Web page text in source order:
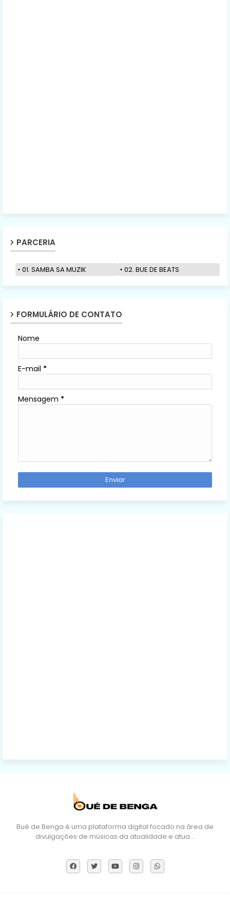
PARCERIA
01. SAMBA SA MUZIK 02. BUE DE BEATS
FORMULÁRIO DE CONTATO
Nome
E-mail *
Mensagem *
Bué de Benga é uma plataforma digital focado na área de
divulgações de músicas da atualidade e atua…